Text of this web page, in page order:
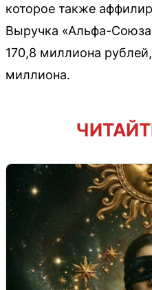
которое также
Выручка «Альфа-
170,8 миллиона
миллиона.